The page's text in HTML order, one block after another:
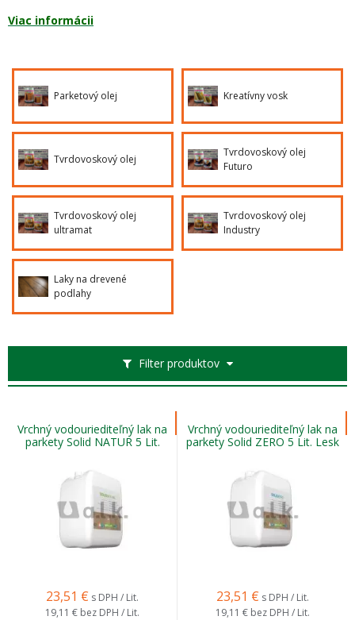
Viac informácii
Parketový olej Kreatívny vosk
Tvrdovoskový olej
Tvrdovoskový olej
Futuro
Tvrdovoskový olej
ultramat
Tvrdovoskový olej
Industry
Laky na drevené
podlahy
Filter produktov
Vrchný vodouriediteľný lak na
parkety Solid NATUR 5 Lit.
23,51 € s DPH / Lit.
19,11 € bez DPH / Lit.
Vrchný vodouriediteľný lak na
parkety Solid ZERO 5 Lit. Lesk
23,51 € s DPH / Lit.
19,11 € bez DPH / Lit.